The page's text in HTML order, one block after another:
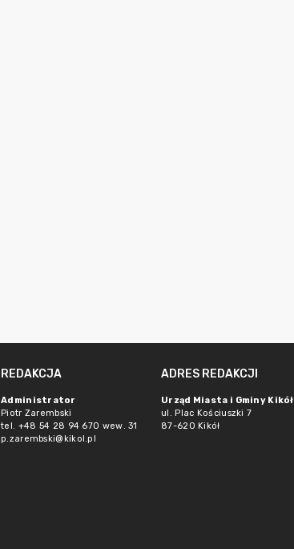
REDAKCJA
Administrator
Piotr Zarembski
tel. +48 54 28 94 670 wew. 31
p.zarembski@kikol.pl
ADRES REDAKCJI
Urząd Miasta i Gminy Kikół
ul. Plac Kościuszki 7
87-620 Kikół